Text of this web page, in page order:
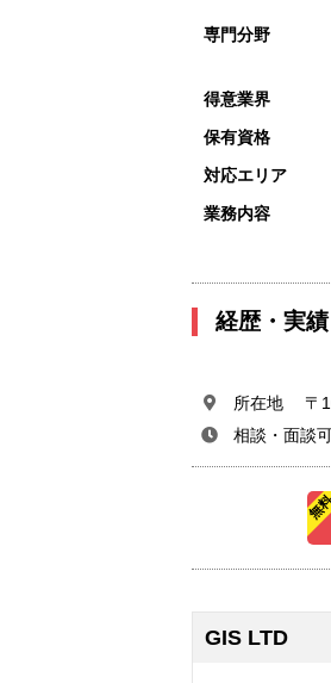
専門分野
得意業界
保有資格
対応エリア
業務内容
経歴・実績
所在地 〒
相談・面
GIS LTD